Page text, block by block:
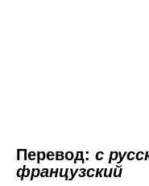
Перевод: с
французский